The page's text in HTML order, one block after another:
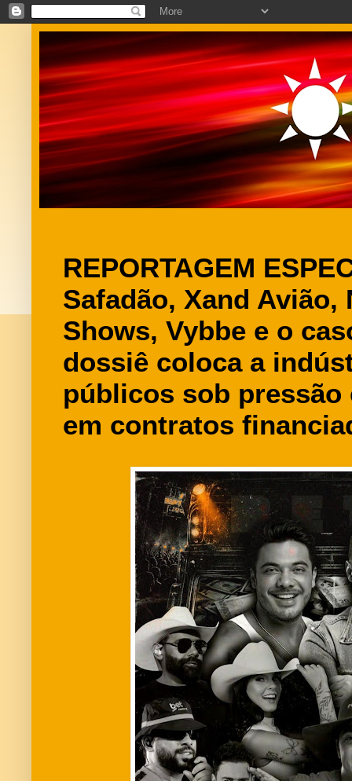
REPORTAGEM
Safadão, Xand Avião,
Shows, Vybbe e o
dossiê coloca a
públicos sob pressão
em contratos